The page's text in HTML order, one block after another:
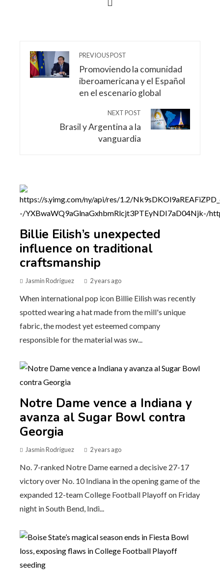
PREVIOUS POST
Promoviendo la comunidad
iberoamericana y el Español
en el escenario global
NEXT POST
Brasil y Argentina a la
vanguardia
Billie Eilish’s unexpected
influence on traditional
craftsmanship
Jasmin Rodriguez 2 years ago
When international pop icon Billie Eilish was recently
spotted wearing a hat made from the mill's unique
fabric, the modest yet esteemed company
responsible for the material was sw...
Notre Dame vence a Indiana y
avanza al Sugar Bowl contra
Georgia
Jasmin Rodriguez 2 years ago
No. 7-ranked Notre Dame earned a decisive 27-17
victory over No. 10 Indiana in the opening game of the
expanded 12-team College Football Playoff on Friday
night in South Bend, Indi...